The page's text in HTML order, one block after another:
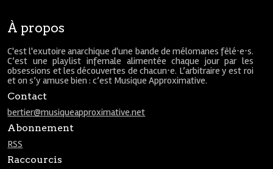
À propos
C'est l'exutoire anarchique d'une bande de mélomanes fêlé⋅e⋅s.
C’est une playlist infernale alimentée chaque jour par les
obsessions et les découvertes de chacun⋅e. L’arbitraire y est roi
et on s’y amuse bien : c’est Musique Approximative.
Contact
bertier@musiqueapproximative.net
Abonnement
RSS
Raccourcis